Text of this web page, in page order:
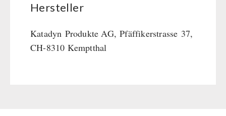
Hersteller
Katadyn Produkte AG,Pfäffikerstrasse 37,
CH-8310 Kemptthal